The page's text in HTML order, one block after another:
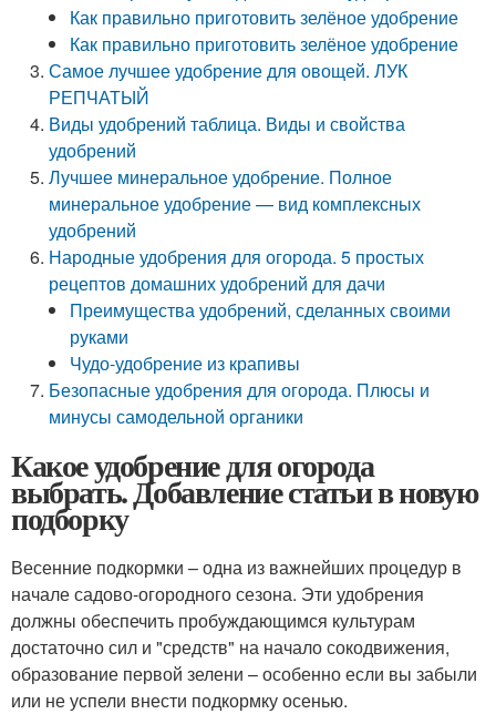
Как правильно приготовить зелёное удобрение
Как правильно приготовить зелёное удобрение
Самое лучшее удобрение для овощей. ЛУК
РЕПЧАТЫЙ
Виды удобрений таблица. Виды и свойства
удобрений
Лучшее минеральное удобрение. Полное
минеральное удобрение — вид комплексных
удобрений
Народные удобрения для огорода. 5 простых
рецептов домашних удобрений для дачи
Преимущества удобрений, сделанных своими
руками
Чудо-удобрение из крапивы
Безопасные удобрения для огорода. Плюсы и
минусы самодельной органики
Какое удобрение для огорода
выбрать. Добавление статьи в новую
подборку
Весенние подкормки – одна из важнейших процедур в
начале садово-огородного сезона. Эти удобрения
должны обеспечить пробуждающимся культурам
достаточно сил и "средств" на начало сокодвижения,
образование первой зелени – особенно если вы забыли
или не успели внести подкормку осенью.